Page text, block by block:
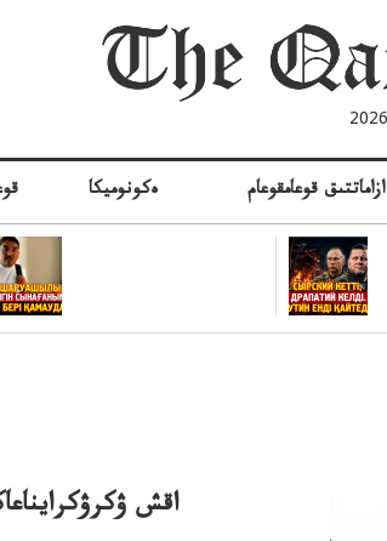
ەكونوميكا ازاماتتىق قوعامقوعام
اقش